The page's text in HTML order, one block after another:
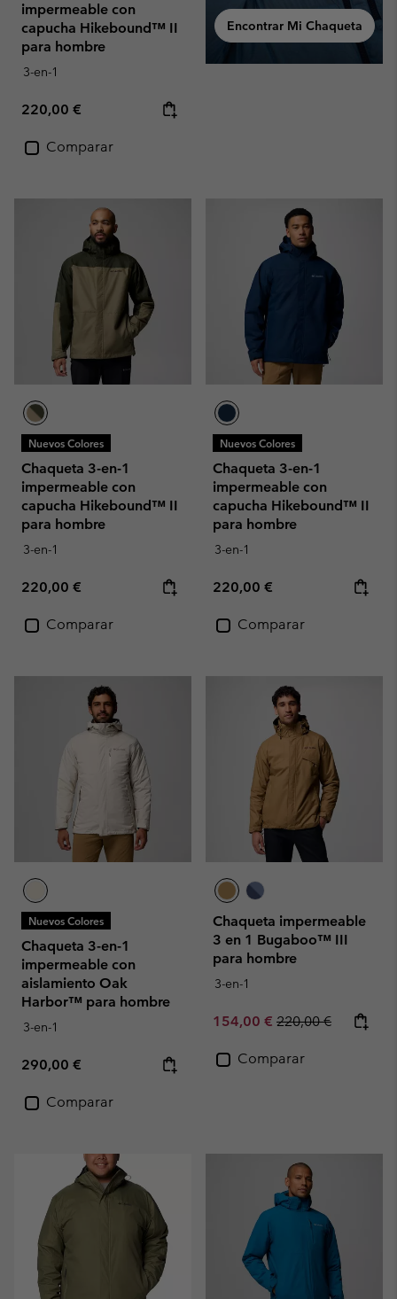
impermeable con
capucha Hikebound™ II
para hombre
3-en-1
Regular price:
220,00 €
Comparar
Encontrar Mi Chaqueta
Nuevos Colores
Chaqueta 3-en-1
impermeable con
capucha Hikebound™ II
para hombre
3-en-1
Regular price:
220,00 €
Comparar
Nuevos Colores
Chaqueta 3-en-1
impermeable con
capucha Hikebound™ II
para hombre
3-en-1
Regular price:
220,00 €
Comparar
Nuevos Colores
Chaqueta 3-en-1
impermeable con
aislamiento Oak
Harbor™ para hombre
3-en-1
Regular price:
290,00 €
Comparar
Chaqueta impermeable
3 en 1 Bugaboo™ III
para hombre
3-en-1
Sale price:
154,00 € Regular price:
220,00 €
Comparar